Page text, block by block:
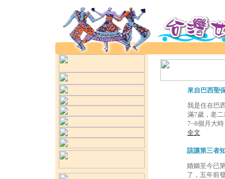
來自巴西聖
我是住在巴
滿7歲，老
7~8個月大
全文
該讓第三者
婚姻至今已
了，五年前